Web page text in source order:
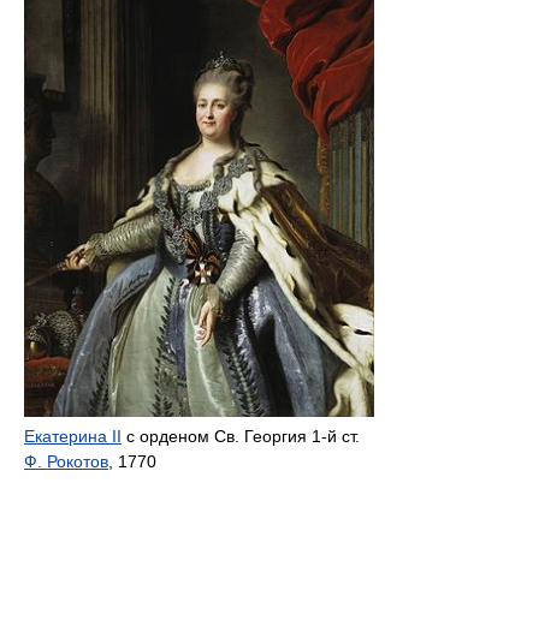
Екатерина II с орденом Св. Георгия 1-й ст.
Ф. Рокотов , 1770